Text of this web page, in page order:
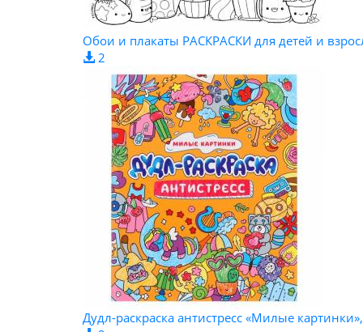
Обои и плакаты РАСКРАСКИ для детей и
2
Дудл-раскраска антистресс «Милые